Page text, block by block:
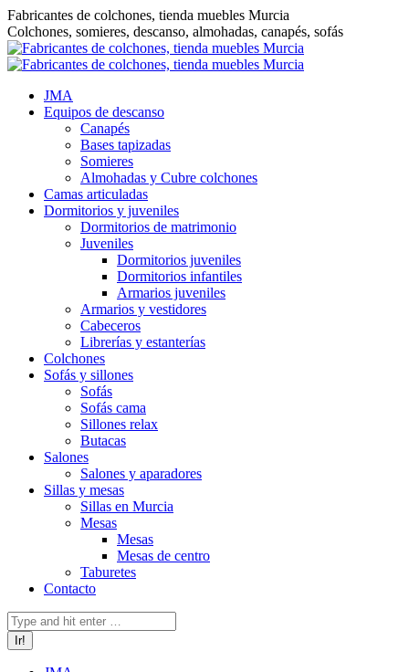
Saltar
al
contenido
Fabricantes de colchones, tienda muebles Murcia
Colchones, somieres, descanso, almohadas, canapés, sofás
JMA
Equipos de descanso
Canapés
Bases tapizadas
Somieres
Almohadas y Cubre colchones
Camas articuladas
Dormitorios y juveniles
Dormitorios de matrimonio
Juveniles
Dormitorios juveniles
Dormitorios infantiles
Armarios juveniles
Armarios y vestidores
Cabeceros
Librerías y estanterías
Colchones
Sofás y sillones
Sofás
Sofás cama
Sillones relax
Butacas
Salones
Salones y aparadores
Sillas y mesas
Sillas en Murcia
Mesas
Mesas
Mesas de centro
Taburetes
Contacto
Buscar: